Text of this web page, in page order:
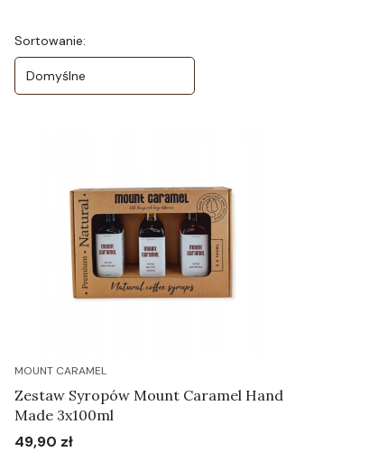
Lista produktów
Sortowanie:
Domyślne
MOUNT CARAMEL
Zestaw Syropów Mount Caramel Hand
Made 3x100ml
Cena
49,90 zł